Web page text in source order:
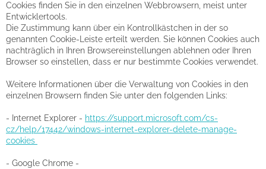
Cookies finden Sie in den einzelnen Webbrowsern, meist unter
Entwicklertools.
Die Zustimmung kann über ein Kontrollkästchen in der so
genannten Cookie-Leiste erteilt werden. Sie können Cookies auch
nachträglich in Ihren Browsereinstellungen ablehnen oder Ihren
Browser so einstellen, dass er nur bestimmte Cookies verwendet.
Weitere Informationen über die Verwaltung von Cookies in den
einzelnen Browsern finden Sie unter den folgenden Links:
- Internet Explorer - https://support.microsoft.com/cs-
cz/help/17442/windows-internet-explorer-delete-manage-
cookies
- Google Chrome -